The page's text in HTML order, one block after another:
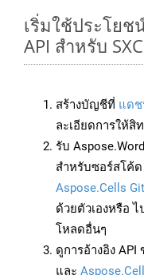
เริ่มใช้ประโยช
API สำหรับ
สร้างบัญชีที่ แด
ละเอียดการให้สิ
รับ
สำหรับซอร์สโค้ด
Aspose.Cells
ด้วยตัวเองหรือ ไ
โหลดอื่นๆ
ดูการอ้างอิง API
และ